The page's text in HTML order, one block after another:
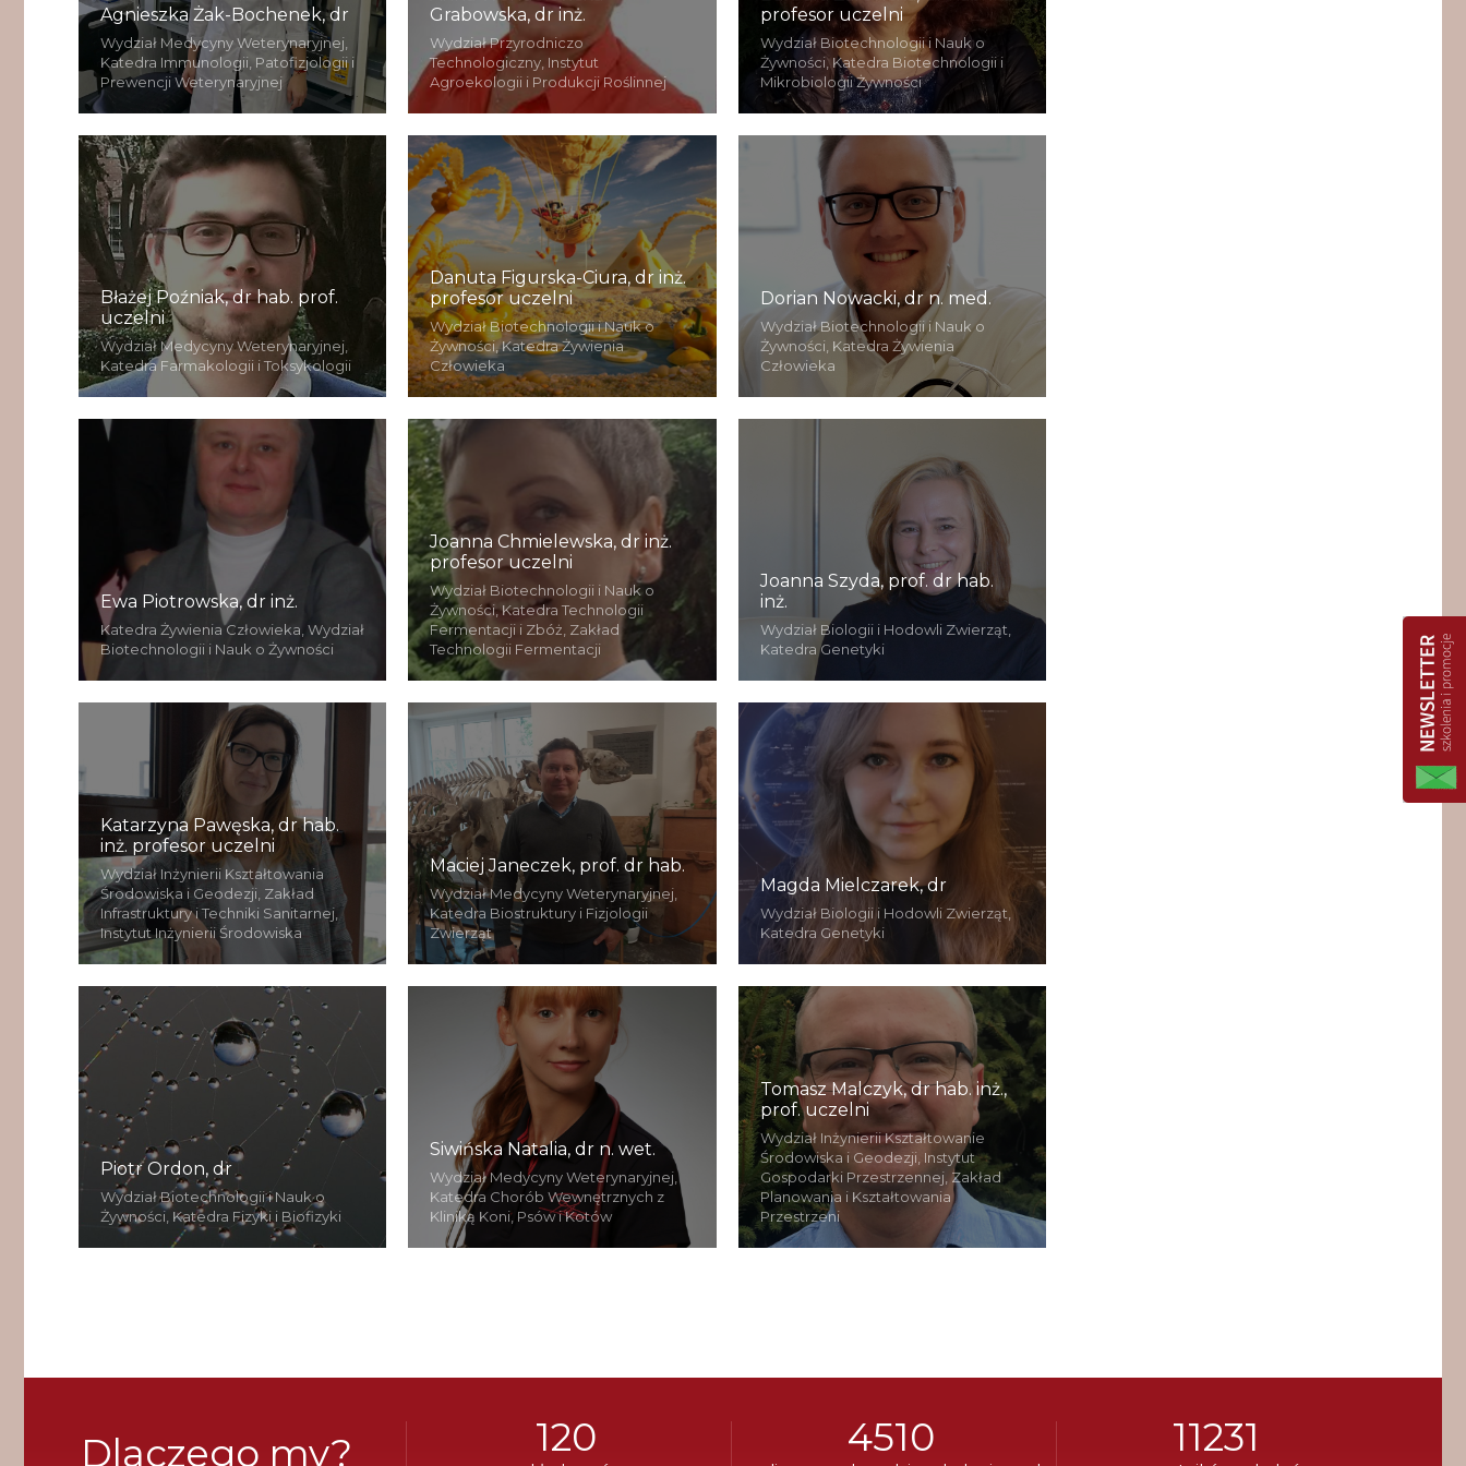
Agnieszka Żak-Bochenek, dr
Wydział Medycyny Weterynaryjnej,
Katedra Immunologii, Patofizjologii i
Prewencji Weterynaryjnej
Grabowska, dr inż.
Wydział Przyrodniczo
Technologiczny, Instytut
Agroekologii i Produkcji Roślinnej
profesor uczelni
Wydział Biotechnologii i Nauk o
Żywności, Katedra Biotechnologii i
Mikrobiologii Żywności
Błażej Poźniak, dr hab. prof.
uczelni
Wydział Medycyny Weterynaryjnej,
Katedra Farmakologii i Toksykologii
Danuta Figurska-Ciura, dr inż.
profesor uczelni
Wydział Biotechnologii i Nauk o
Żywności, Katedra Żywienia
Człowieka
Dorian Nowacki, dr n. med.
Wydział Biotechnologii i Nauk o
Żywności, Katedra Żywienia
Człowieka
Ewa Piotrowska, dr inż.
Katedra Żywienia Człowieka, Wydział
Biotechnologii i Nauk o Żywności
Joanna Chmielewska, dr inż.
profesor uczelni
Wydział Biotechnologii i Nauk o
Żywności, Katedra Technologii
Fermentacji i Zbóż, Zakład
Technologii Fermentacji
Joanna Szyda, prof. dr hab.
inż.
Wydział Biologii i Hodowli Zwierząt,
Katedra Genetyki
Katarzyna Pawęska, dr hab.
inż. profesor uczelni
Wydział Inżynierii Kształtowania
Środowiska i Geodezji, Zakład
Infrastruktury i Techniki Sanitarnej,
Instytut Inżynierii Środowiska
Maciej Janeczek, prof. dr hab.
Wydział Medycyny Weterynaryjnej,
Katedra Biostruktury i Fizjologii
Zwierząt
Magda Mielczarek, dr
Wydział Biologii i Hodowli Zwierząt,
Katedra Genetyki
Piotr Ordon, dr
Wydział Biotechnologii i Nauk o
Żywności, Katedra Fizyki i Biofizyki
Siwińska Natalia, dr n. wet.
Wydział Medycyny Weterynaryjnej,
Katedra Chorób Wewnętrznych z
Kliniką Koni, Psów i Kotów
Tomasz Malczyk, dr hab. inż.,
prof. uczelni
Wydział Inżynierii Kształtowanie
Środowiska i Geodezji, Instytut
Gospodarki Przestrzennej, Zakład
Planowania i Kształtowania
Przestrzeni
Dlaczego my? 120 4510 11231